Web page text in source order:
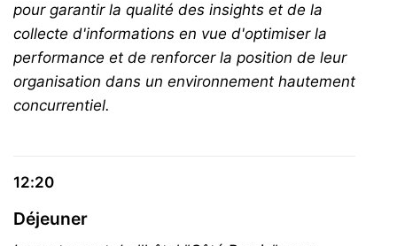
pour garantir la qualité des insights et de la
collecte d'informations en vue d'optimiser la
performance et de renforcer la position de leur
organisation dans un environnement hautement
concurrentiel.
12:20
Déjeuner